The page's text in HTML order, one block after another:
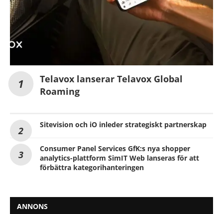
Telavox lanserar Telavox Global
Roaming
Sitevision och iO inleder strategiskt partnerskap
Consumer Panel Services GfK:s nya shopper
analytics-plattform SimIT Web lanseras för att
förbättra kategorihanteringen
ANNONS